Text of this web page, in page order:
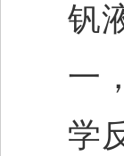
钒
一
学